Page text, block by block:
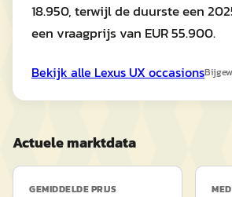
18.950, terwijl de duurste een
een vraagprijs van EUR 55.900.
Bekijk alle Lexus UX occasions
Actuele marktdata
GEMIDDELDE PRIJS